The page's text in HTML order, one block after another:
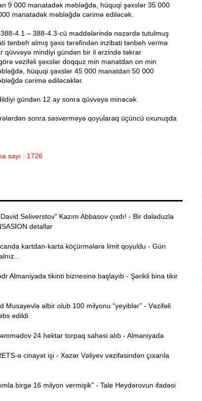
9 000 manatadək məbləğdə, hüquqi şəxslər 35 000
manatadək məbləğdə cərimə ediləcək.
4.1 – 388-4.3-cü maddələrində nəzərdə tutulmuş
tənbeh almış şəxs tərəfindən inzibati tənbeh vermə
qüvvəyə mindiyi gündən bir il ərzində təkrar
vəzifəli şəxslər doqquz min manatdan on min
hüquqi şəxslər 45 000 manatdan 50 000
cərimə ediləcəklər.
gündən 12 ay sonra qüvvəyə minəcək.
sonra səsverməyə qoyularaq üçüncü oxunuşda
sayı : 1726
Seliverstov" Kazım Abbasov çıxdı! - Bir dələduzla
detallar
kartdan-karta köçürmələrə limit qoyuldu - Gün
Almaniyada tikinti biznesinə başlayıb - Şərikli bina tikir
əlbir olub 100 milyonu “yeyiblər” - Vəzifəli
edildi
24 hektar torpaq sahəsi alıb - Almaniyada
ə cinayət işi - Xəzər Vəliyev vəzifəsindən çıxarıla
birgə 16 milyon vermişik” - Tale Heydərovun ifadəsi